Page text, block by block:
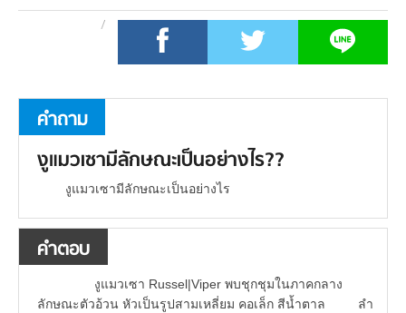
คำถาม
งูแมวเซามีลักษณะเป็นอย่างไร??
งูแมวเซามีลักษณะเป็นอย่างไร
คำตอบ
งูแมวเซา Russel|Viper พบชุกชุมในภาคกลาง
ลักษณะตัวอ้วน หัวเป็นรูปสามเหลี่ยม คอเล็ก สีน้ำตาล ลำ